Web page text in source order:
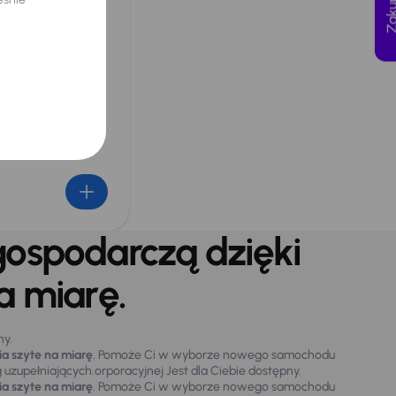
dzięki
miarę.
szyte na miarę. Pomoże Ci w wyborze nowego samochodu
Jest dla Ciebie dostępny.
szyte na miarę. Pomoże Ci w wyborze nowego samochodu